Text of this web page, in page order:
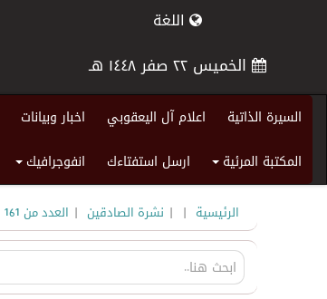
اللغة
الخميس ٢٢ صفر ١٤٤٨ هـ
السيرة الذاتية اعلام آل اليعقوبي اخبار وبيانات
المكتبة المرئية ارسل استفتاءك انفوجرافيك
الرئيسية |
| نشرة الصادقين | العدد من 161 الى 180